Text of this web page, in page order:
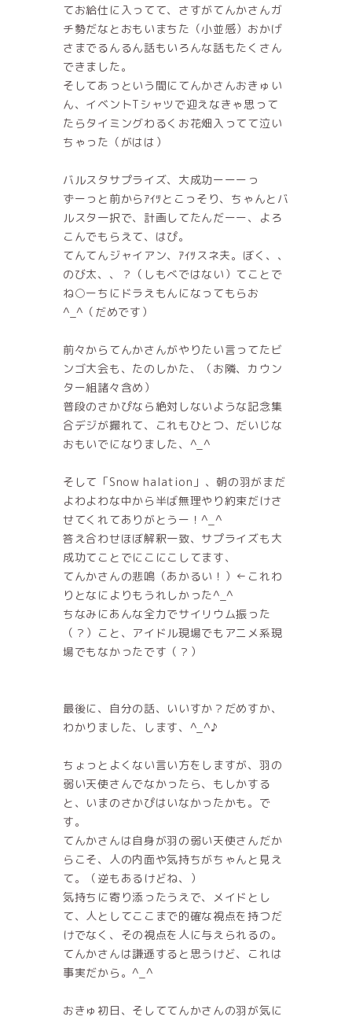
てお給仕に入ってて、さすがてんかさんガ
チ勢だなとおもいまちた（小並感）おかげ
さまでるんるん話もいろんな話もたくさん
できました。
そしてあっという間にてんかさんおきゅい
ん、イベントTシャツで迎えなきゃ思って
たらタイミングわるくお花畑入ってて泣い
ちゃった（がはは）
バルスタサプライズ、大成功ーーーっ
ずーっと前からｱｲﾂとこっそり、ちゃんとバ
ルスタ一択で、計画してたんだーー、よろ
こんでもらえて、はぴ。
てんてんジャイアン、ｱｲﾂスネ夫。ぼく、、
のび太、、？（しもべではない）てことで
ね○ーちにドラえもんになってもらお
^_^（だめです）
前々からてんかさんがやりたい言ってたビ
ンゴ大会も、たのしかた、（お隣、カウン
ター組諸々含め）
普段のさかぴなら絶対しないような記念集
合デジが撮れて、これもひとつ、だいじな
おもいでになりました、^_^
そして「Snow halation」、朝の羽がまだ
よわよわな中から半ば無理やり約束だけさ
せてくれてありがとうー！^_^
答え合わせほぼ解釈一致、サプライズも大
成功てことでにこにこしてます、
てんかさんの悲鳴（あかるい！）←これわ
りとなによりもうれしかった^_^
ちなみにあんな全力でサイリウム振った
（？）こと、アイドル現場でもアニメ系現
場でもなかったです（？）
最後に、自分の話、いいすか？だめすか、
わかりました、します、^_^♪
ちょっとよくない言い方をしますが、羽の
弱い天使さんでなかったら、もしかする
と、いまのさかぴはいなかったかも。で
す。
てんかさんは自身が羽の弱い天使さんだか
らこそ、人の内面や気持ちがちゃんと見え
て。（逆もあるけどね、）
気持ちに寄り添ったうえで、メイドとし
て、人としてここまで的確な視点を持つだ
けでなく、その視点を人に与えられるの。
てんかさんは謙遜すると思うけど、これは
事実だから。^_^
おきゅ初日、そしててんかさんの羽が気に